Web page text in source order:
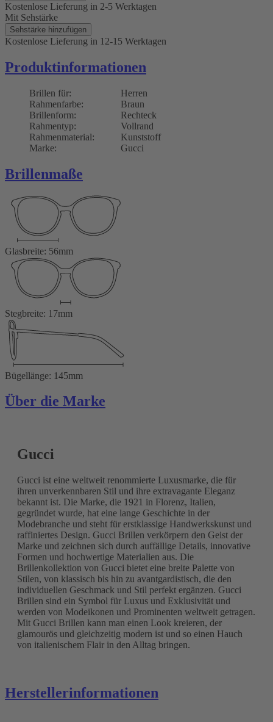
Kostenlose Lieferung in 2-5 Werktagen
Mit Sehstärke
Sehstärke hinzufügen
Kostenlose Lieferung in 12-15 Werktagen
Produktinformationen
Brillen für:
Herren
Rahmenfarbe:
Braun
Brillenform:
Rechteck
Rahmentyp:
Vollrand
Rahmenmaterial:
Kunststoff
Marke:
Gucci
Brillenmaße
Glasbreite: 56mm
Stegbreite: 17mm
Bügellänge: 145mm
Über die Marke
Gucci
Gucci ist eine weltweit renommierte Luxusmarke, die für
ihren unverkennbaren Stil und ihre extravagante Eleganz
bekannt ist. Die Marke, die 1921 in Florenz, Italien,
gegründet wurde, hat eine lange Geschichte in der
Modebranche und steht für erstklassige Handwerkskunst und
raffiniertes Design. Gucci Brillen verkörpern den Geist der
Marke und zeichnen sich durch auffällige Details, innovative
Formen und hochwertige Materialien aus. Die
Brillenkollektion von Gucci bietet eine breite Palette von
Stilen, von klassisch bis hin zu avantgardistisch, die den
individuellen Geschmack und Stil perfekt ergänzen. Gucci
Brillen sind ein Symbol für Luxus und Exklusivität und
werden von Modeikonen und Prominenten weltweit getragen.
Mit Gucci Brillen kann man einen Look kreieren, der
glamourös und gleichzeitig modern ist und so einen Hauch
von italienischem Flair in den Alltag bringen.
Herstellerinformationen